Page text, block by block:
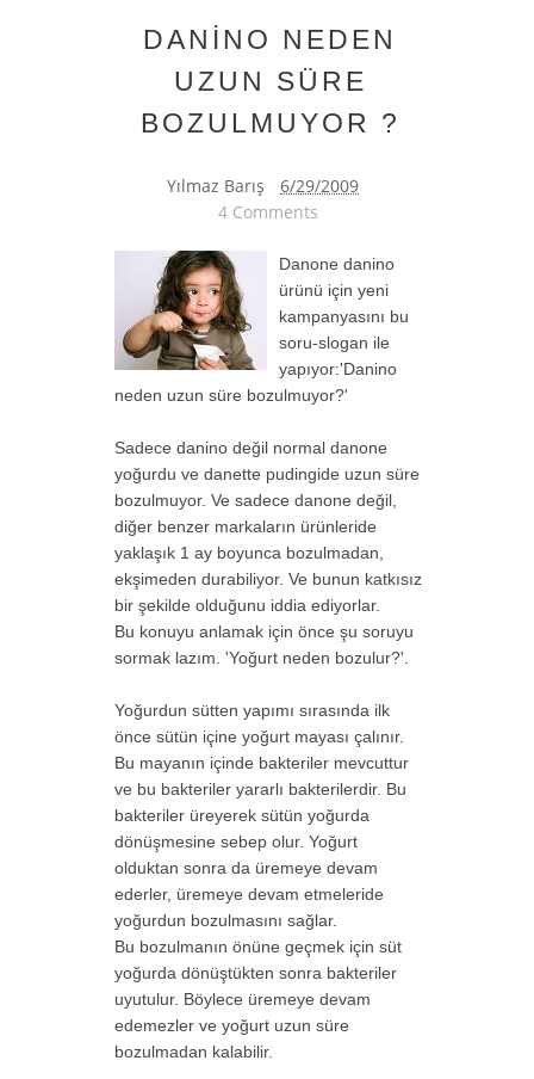
DANİNO NEDEN
UZUN SÜRE
BOZULMUYOR ?
Yılmaz Barış
6/29/2009
4 Comments
Danone danino
ürünü için yeni
kampanyasını bu
soru-slogan ile
yapıyor:'Danino
neden uzun süre bozulmuyor?'
Sadece danino değil normal danone
yoğurdu ve danette pudingide uzun süre
bozulmuyor. Ve sadece danone değil,
diğer benzer markaların ürünleride
yaklaşık 1 ay boyunca bozulmadan,
ekşimeden durabiliyor. Ve bunun katkısız
bir şekilde olduğunu iddia ediyorlar.
Bu konuyu anlamak için önce şu soruyu
sormak lazım. 'Yoğurt neden bozulur?'.
Yoğurdun sütten yapımı sırasında ilk
önce sütün içine yoğurt mayası çalınır.
Bu mayanın içinde bakteriler mevcuttur
ve bu bakteriler yararlı bakterilerdir. Bu
bakteriler üreyerek sütün yoğurda
dönüşmesine sebep olur. Yoğurt
olduktan sonra da üremeye devam
ederler, üremeye devam etmeleride
yoğurdun bozulmasını sağlar.
Bu bozulmanın önüne geçmek için süt
yoğurda dönüştükten sonra bakteriler
uyutulur. Böylece üremeye devam
edemezler ve yoğurt uzun süre
bozulmadan kalabilir.